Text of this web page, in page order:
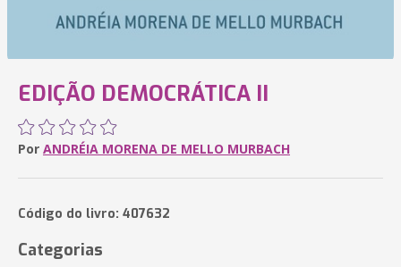
EDIÇÃO DEMOCRÁTICA II
Por ANDRÉIA MORENA DE MELLO MURBACH
Código do livro: 407632
Categorias